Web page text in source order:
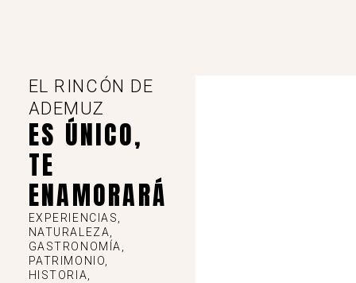
EL RINCÓN DE
ADEMUZ
ES ÚNICO,
TE
ENAMORARÁ
EXPERIENCIAS,
NATURALEZA,
GASTRONOMÍA,
PATRIMONIO,
HISTORIA,